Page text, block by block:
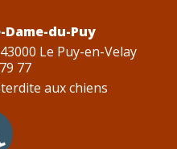
du-Puy
Le Puy-en-Velay
77